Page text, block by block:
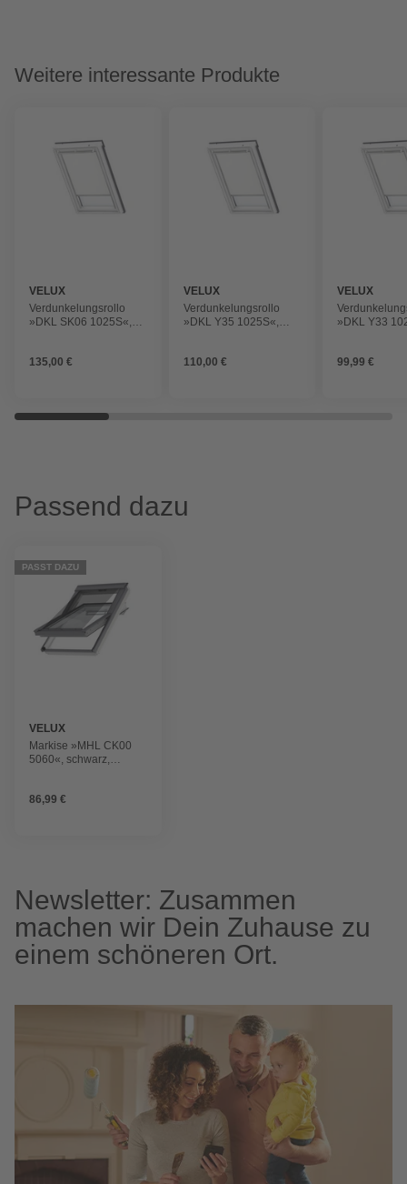
Weitere interessante Produkte
VELUX
Verdunkelungsrollo
»DKL SK06 1025S«,
135,00 €
VELUX
Verdunkelungsrollo
»DKL Y35 1025S«,
110,00 €
VELUX
»DKL Y33
99,99 €
Passend dazu
PASST DAZU
VELUX
Markise »MHL CK00
5060«, schwarz,
86,99 €
Newsletter: Zusammen
machen wir Dein Zuhause zu
einem schöneren Ort.